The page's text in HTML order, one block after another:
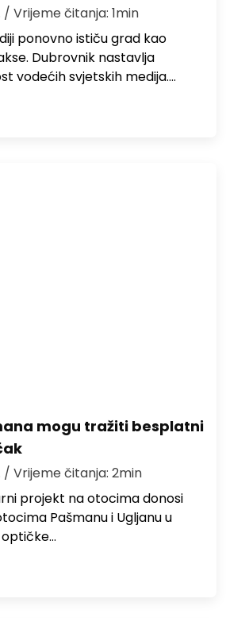
/ Vrijeme čitanja: 1min
ponovno ističu grad kao
Dubrovnik nastavlja
vodećih svjetskih medija.…
mogu tražiti besplatni
/ Vrijeme čitanja: 2min
projekt na otocima donosi
Pašmanu i Ugljanu u